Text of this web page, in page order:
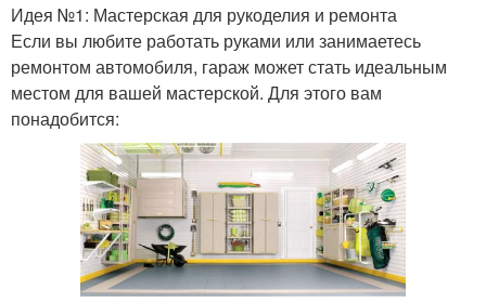
Идея №1: Мастерская для рукоделия и ремонта
Если вы любите работать руками или занимаетесь
ремонтом автомобиля, гараж может стать идеальным
местом для вашей мастерской. Для этого вам
понадобится: